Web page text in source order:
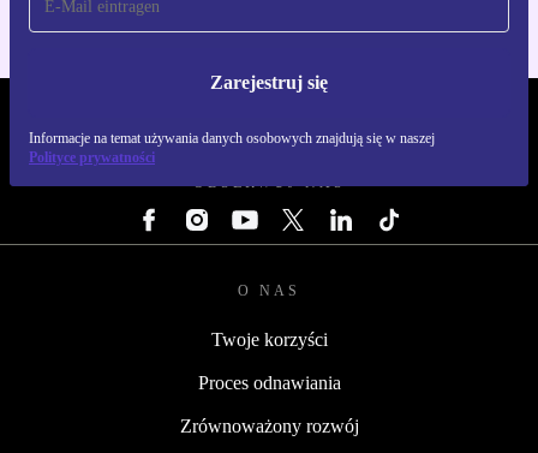
Zarejestruj się
Informacje na temat używania danych osobowych znajdują się w naszej
Polityce prywatności
OBSERWUJ NAS
O NAS
Twoje korzyści
Proces odnawiania
Zrównoważony rozwój